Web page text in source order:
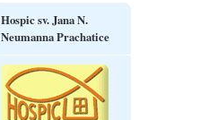
Hospic sv. Jana N.
Neumanna Prachatice